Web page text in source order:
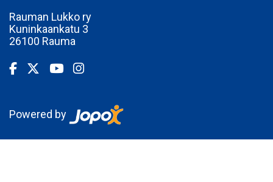
Rauman Lukko ry
Kuninkaankatu 3
26100 Rauma
Powered by